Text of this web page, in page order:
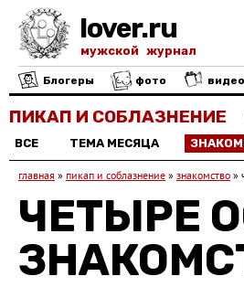
lover.ru
мужской журнал
Блогеры фото видео
ПИКАП И СОБЛАЗНЕНИЕ
ВСЕ ТЕМА МЕСЯЦА
главная » пикап и соблазнение » знакомство »
ЧЕТЫРЕ